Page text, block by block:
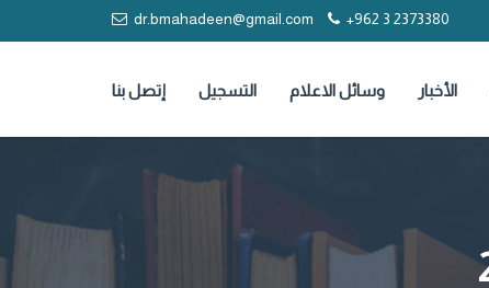
dr.bmahadeen@gmail.com +962 3 2373380
الأخبار وسائل الاعلام التسجيل إتصل بنا